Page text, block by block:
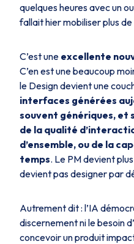
quelques heures avec un
fallait hier mobiliser plus
C’est une excellente
C’en est une beaucoup
le Design devient une
interfaces générées
souvent génériques, et
de la qualité
d’ensemble, ou de la
temps. Le PM devient
devient pas designer par
Autrement dit : l’IA
discernement ni le besoin
concevoir un produit